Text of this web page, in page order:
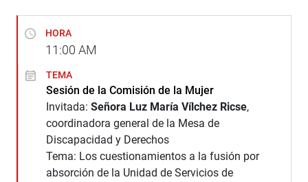
HORA
11:00 AM
TEMA
Sesión de la Comisión de la Mujer
Invitada: Señora Luz María Vílchez Ricse,
coordinadora general de la Mesa de
Discapacidad y Derechos
Tema: Los cuestionamientos a la fusión por
absorción de la Unidad de Servicios de